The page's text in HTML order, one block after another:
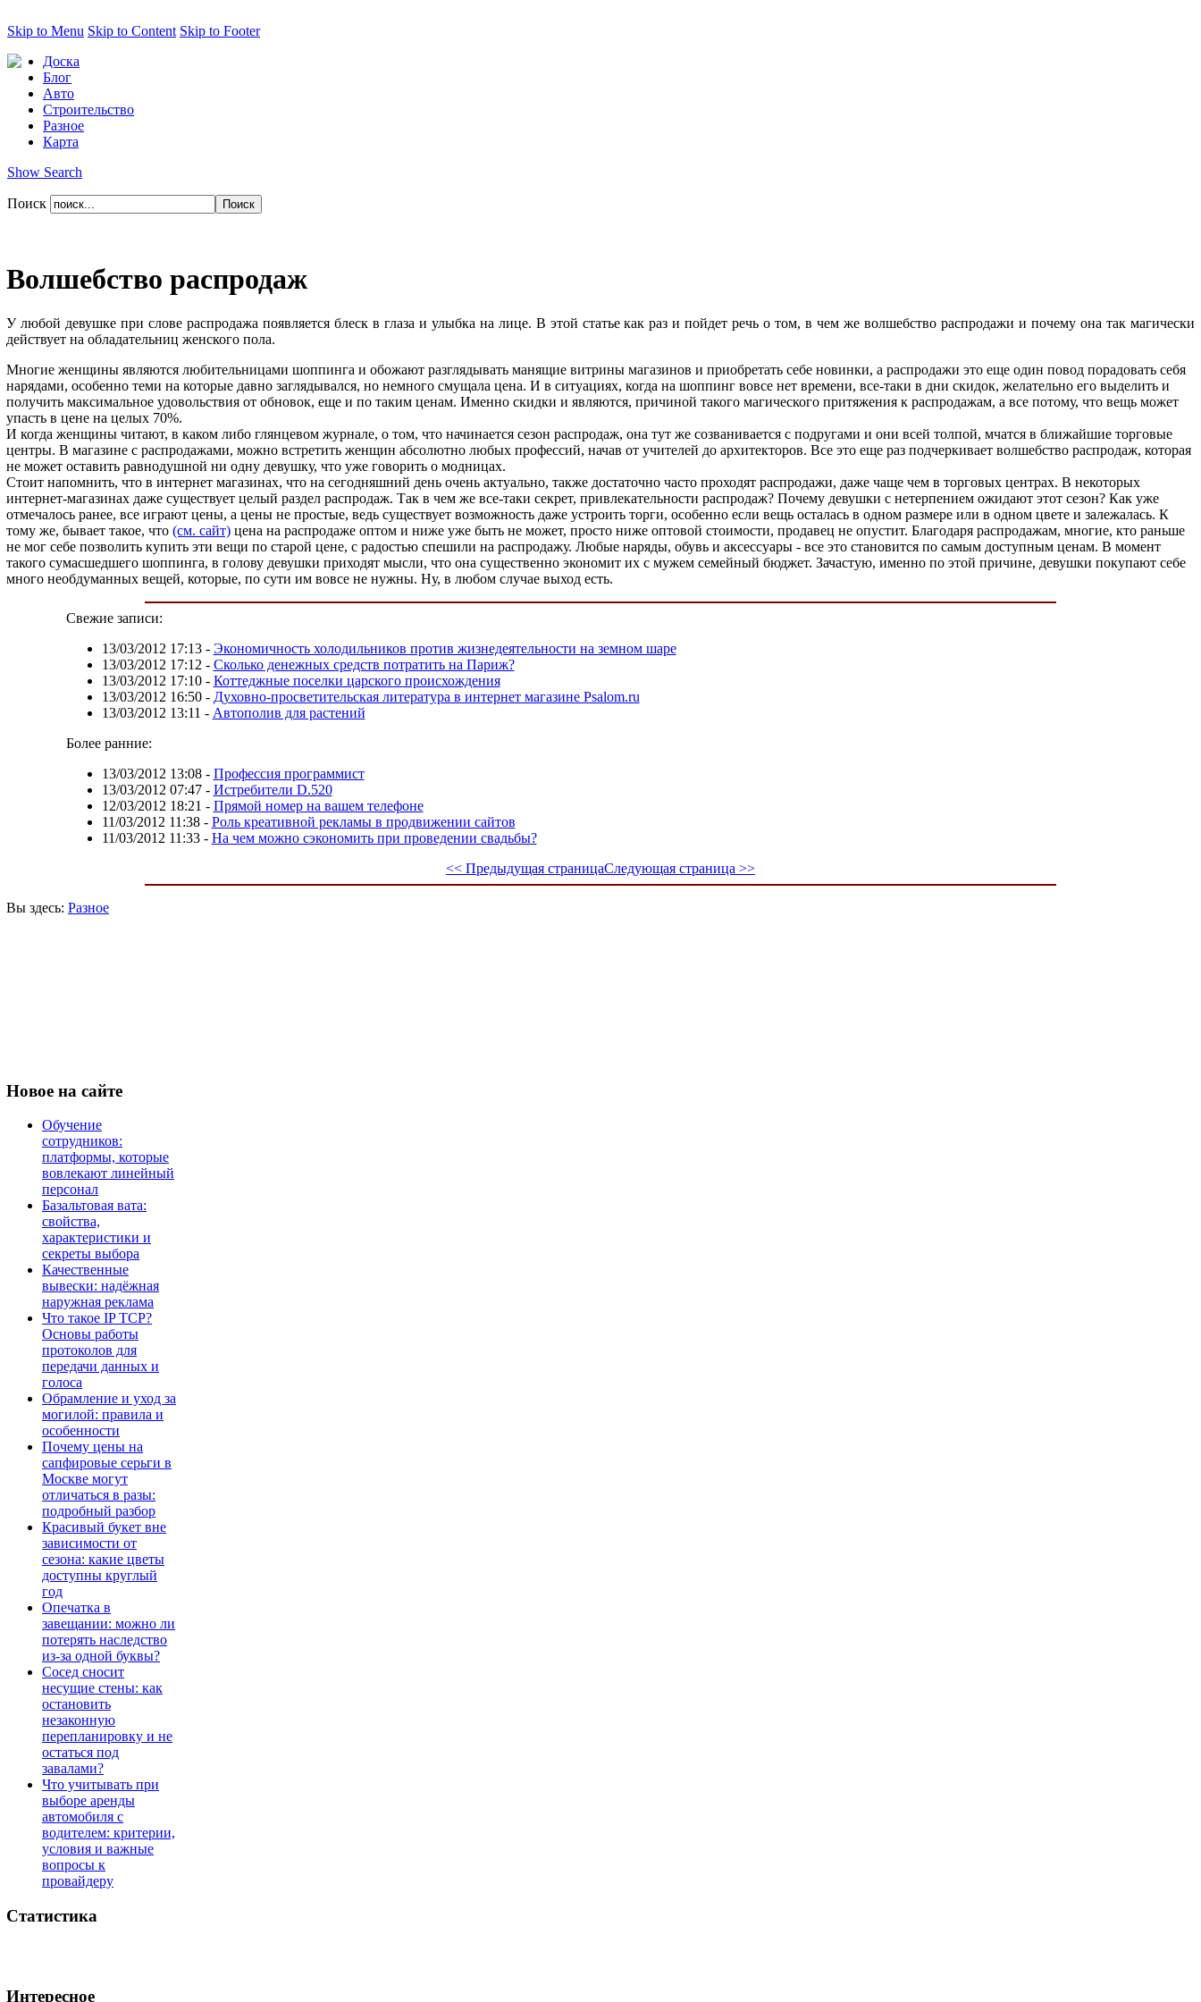
Skip to Menu Skip to Content Skip to Footer
Доска
Блог
Авто
Строительство
Разное
Карта
Show Search
Поиск
Волшебство распродаж
У любой девушке при слове распродажа появляется блеск в глаза и улыбка на лице. В этой статье как раз и пойдет речь о том, в чем же волшебство распродажи и почему она так магически
действует на обладательниц женского пола.
Многие женщины являются любительницами шоппинга и обожают разглядывать манящие витрины магазинов и приобретать себе новинки, а распродажи это еще один повод порадовать себя
нарядами, особенно теми на которые давно заглядывался, но немного смущала цена. И в ситуациях, когда на шоппинг вовсе нет времени, все-таки в дни скидок, желательно его выделить и
получить максимальное удовольствия от обновок, еще и по таким ценам. Именно скидки и являются, причиной такого магического притяжения к распродажам, а все потому, что вещь может
упасть в цене на целых 70%.
И когда женщины читают, в каком либо глянцевом журнале, о том, что начинается сезон распродаж, она тут же созванивается с подругами и они всей толпой, мчатся в ближайшие торговые
центры. В магазине с распродажами, можно встретить женщин абсолютно любых профессий, начав от учителей до архитекторов. Все это еще раз подчеркивает волшебство распродаж, которая
не может оставить равнодушной ни одну девушку, что уже говорить о модницах.
Стоит напомнить, что в интернет магазинах, что на сегодняшний день очень актуально, также достаточно часто проходят распродажи, даже чаще чем в торговых центрах. В некоторых
интернет-магазинах даже существует целый раздел распродаж. Так в чем же все-таки секрет, привлекательности распродаж? Почему девушки с нетерпением ожидают этот сезон? Как уже
отмечалось ранее, все играют цены, а цены не простые, ведь существует возможность даже устроить торги, особенно если вещь осталась в одном размере или в одном цвете и залежалась. К
тому же, бывает такое, что (см. сайт) цена на распродаже оптом и ниже уже быть не может, просто ниже оптовой стоимости, продавец не опустит. Благодаря распродажам, многие, кто раньше
не мог себе позволить купить эти вещи по старой цене, с радостью спешили на распродажу. Любые наряды, обувь и аксессуары - все это становится по самым доступным ценам. В момент
такого сумасшедшего шоппинга, в голову девушки приходят мысли, что она существенно экономит их с мужем семейный бюджет. Зачастую, именно по этой причине, девушки покупают себе
много необдуманных вещей, которые, по сути им вовсе не нужны. Ну, в любом случае выход есть.
Свежие записи:
13/03/2012 17:13- Экономичность холодильников против жизнедеятельности на земном шаре
13/03/2012 17:12 - Сколько денежных средств потратить на Париж?
13/03/2012 17:10- Коттеджные поселки царского происхождения
13/03/2012 16:50- Духовно-просветительская литература в интернет магазине Psalom.ru
13/03/2012 13:11 - Автополив для растений
Более ранние:
13/03/2012 13:08- Профессия программист
13/03/2012 07:47- Истребители D.520
12/03/2012 18:21 - Прямой номер на вашем телефоне
11/03/2012 11:38- Роль креативной рекламы в продвижении сайтов
11/03/2012 11:33- На чем можно сэкономить при проведении свадьбы?
<< Предыдущая страницаСледующая страница >>
Вы здесь: Разное
Новое на сайте
Обучение
сотрудников:
платформы, которые
вовлекают линейный
персонал
Базальтовая вата:
свойства,
характеристики и
секреты выбора
Качественные
вывески: надёжная
наружная реклама
Что такое IP TCP?
Основы работы
протоколов для
передачи данных и
голоса
Обрамление и уход за
могилой: правила и
особенности
Почему цены на
сапфировые серьги в
Москве могут
отличаться в разы:
подробный разбор
Красивый букет вне
зависимости от
сезона: какие цветы
доступны круглый
год
Опечатка в
завещании: можно ли
потерять наследство
из-за одной буквы?
Сосед сносит
несущие стены: как
остановить
незаконную
перепланировку и не
остаться под
завалами?
Что учитывать при
выборе аренды
автомобиля с
водителем: критерии,
условия и важные
вопросы к
провайдеру
Статистика
Интересное